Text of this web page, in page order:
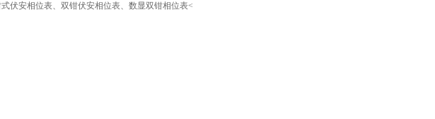
伏安相位表、双钳伏安相位表、数显双钳相位表<